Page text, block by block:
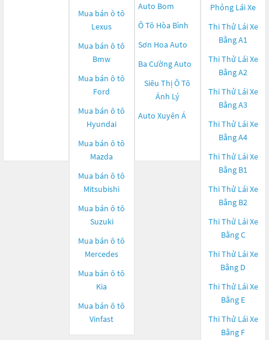
Mua bán ô tô
Lexus
Mua bán ô tô
Bmw
Mua bán ô tô
Ford
Mua bán ô tô
Hyundai
Mua bán ô tô
Mazda
Mua bán ô tô
Mitsubishi
Mua bán ô tô
Suzuki
Mua bán ô tô
Mercedes
Mua bán ô tô
Kia
Mua bán ô tô
Vinfast
Auto Bom
Ô Tô Hòa Bình
Sơn Hoa Auto
Ba Cường Auto
Siêu Thị Ô Tô
Ánh Lý
Auto Xuyên Á
Phỏng Lái Xe
Thi Thử Lái Xe
Bằng A1
Thi Thử Lái Xe
Bằng A2
Thi Thử Lái Xe
Bằng A3
Thi Thử Lái Xe
Bằng A4
Thi Thử Lái Xe
Bằng B1
Thi Thử Lái Xe
Bằng B2
Thi Thử Lái Xe
Bằng C
Thi Thử Lái Xe
Bằng D
Thi Thử Lái Xe
Bằng E
Thi Thử Lái Xe
Bằng F